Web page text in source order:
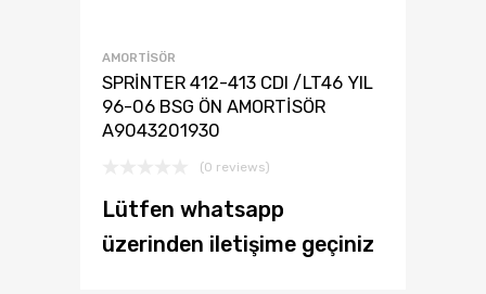
AMORTISÖR
SPRİNTER 412-413 CDI /LT46 YIL
96-06 BSG ÖN AMORTİSÖR
A9043201930
(0 reviews)
Lütfen whatsapp
üzerinden iletişime geçiniz